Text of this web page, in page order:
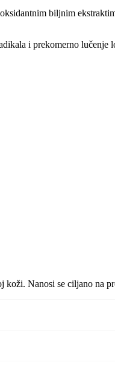
biljnim
i prekomerno
koži. Nanosi se ciljano na